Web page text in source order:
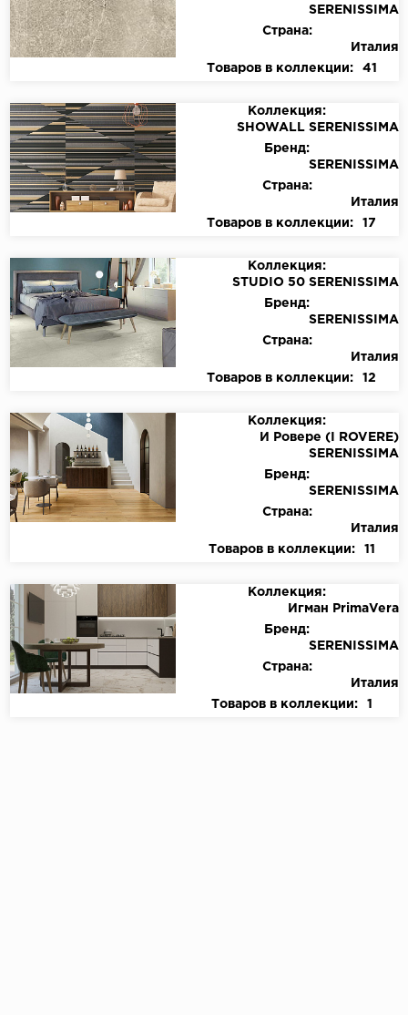
SERENISSIMA
Страна:
Италия
Товаров в коллекции:
41
Коллекция:
SHOWALL SERENISSIMA
Бренд:
SERENISSIMA
Страна:
Италия
Товаров в коллекции:
17
Коллекция:
STUDIO 50 SERENISSIMA
Бренд:
SERENISSIMA
Страна:
Италия
Товаров в коллекции:
12
Коллекция:
И Ровере (I ROVERE)
SERENISSIMA
Бренд:
SERENISSIMA
Страна:
Италия
Товаров в коллекции:
11
Коллекция:
Игман PrimaVera
Бренд:
SERENISSIMA
Страна:
Италия
Товаров в коллекции:
1